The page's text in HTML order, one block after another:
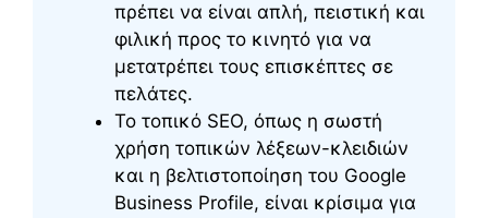
πρέπει να είναι απλή, πειστική και
φιλική προς το κινητό για να
μετατρέπει τους επισκέπτες σε
πελάτες.
Το τοπικό SEO, όπως η σωστή
χρήση τοπικών λέξεων-κλειδιών
και η βελτιστοποίηση του Google
Business Profile, είναι κρίσιμα για